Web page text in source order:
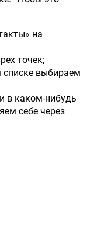
на
точек;
выбираем
в каком-нибудь
себе через